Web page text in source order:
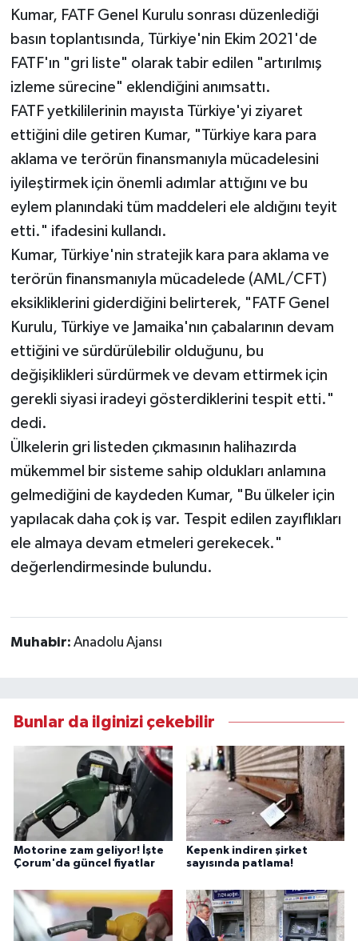
Kumar, FATF Genel Kurulu sonrası düzenlediği
basın toplantısında, Türkiye'nin Ekim 2021'de
FATF'ın "gri liste" olarak tabir edilen "artırılmış
izleme sürecine" eklendiğini anımsattı.
FATF yetkililerinin mayısta Türkiye'yi ziyaret
ettiğini dile getiren Kumar, "Türkiye kara para
aklama ve terörün finansmanıyla mücadelesini
iyileştirmek için önemli adımlar attığını ve bu
eylem planındaki tüm maddeleri ele aldığını teyit
etti." ifadesini kullandı.
Kumar, Türkiye'nin stratejik kara para aklama ve
terörün finansmanıyla mücadelede (AML/CFT)
eksikliklerini giderdiğini belirterek, "FATF Genel
Kurulu, Türkiye ve Jamaika'nın çabalarının devam
ettiğini ve sürdürülebilir olduğunu, bu
değişiklikleri sürdürmek ve devam ettirmek için
gerekli siyasi iradeyi gösterdiklerini tespit etti."
dedi.
Ülkelerin gri listeden çıkmasının halihazırda
mükemmel bir sisteme sahip oldukları anlamına
gelmediğini de kaydeden Kumar, "Bu ülkeler için
yapılacak daha çok iş var. Tespit edilen zayıflıkları
ele almaya devam etmeleri gerekecek."
değerlendirmesinde bulundu.
Muhabir: Anadolu Ajansı
Bunlar da ilginizi çekebilir
Motorine zam geliyor! İşte
Çorum'da güncel fiyatlar
Kepenk indiren şirket
sayısında patlama!